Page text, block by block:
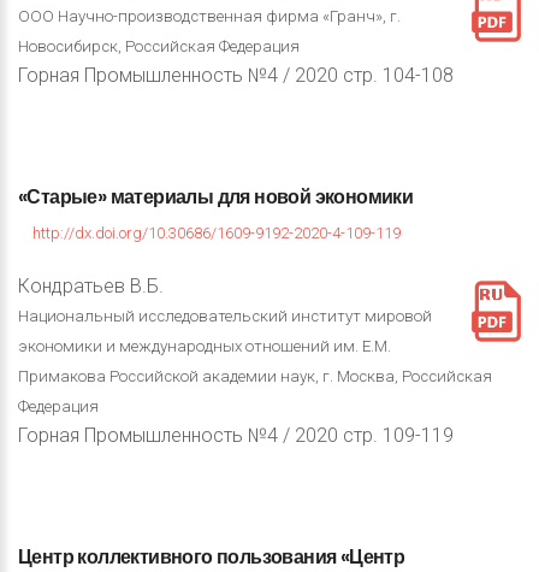
ООО Научно-производственная фирма «Гранч», г.
Новосибирск, Российская Федерация
Горная Промышленность №4 / 2020 стр. 104-108
«Старые» материалыдляновойэкономики
http://dx.doi.org/10.30686/1609-9192-2020-4-109-119
Кондратьев В.Б.
Национальный исследовательский институт мировой
экономики и международных отношений им. Е.М.
Примакова Российской академии наук, г. Москва, Российская
Федерация
Горная Промышленность №4 / 2020 стр. 109-119
Центрколлективногопользования«Центр